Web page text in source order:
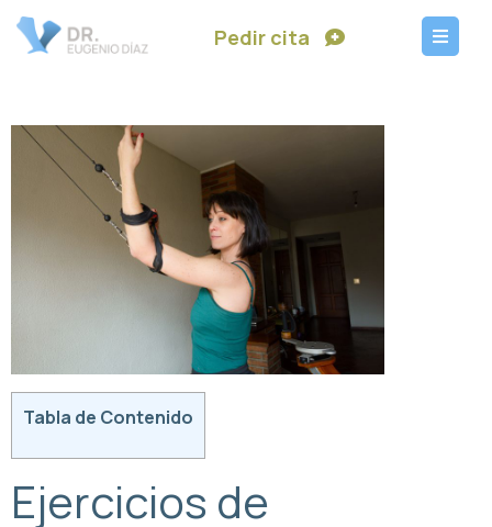
Pedir cita
Tabla de Contenido
Ejercicios de